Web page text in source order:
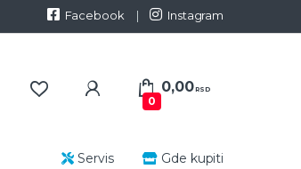
Facebook Instagram
0
0,00RSD
Gde kupiti
Servis